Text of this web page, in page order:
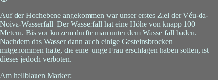
Auf der Hochebene angekommen war unser erstes Ziel der Véu-da-
Noiva-Wasserfall. Der Wasserfall hat eine Höhe von knapp 100
Metern. Bis vor kurzem durfte man unter dem Wasserfall baden.
Nachdem das Wasser dann auch einige Gesteinsbrocken
mitgenommen hatte, die eine junge Frau erschlagen haben sollen, ist
dieses jedoch verboten.
Am hellblauen Marker: